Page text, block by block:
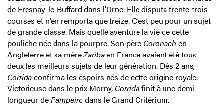
de Fresnay-le-Buffard dans l’Orne. Elle disputa trente-trois
courses et n’en remporta que treize. C’est peu pour un sujet
de grande classe. Mais quelle aventure la vie de cette
pouliche née dans la pourpre. Son père Coronach en
Angleterre et sa mèreZaribaen France avaient été tous
deux les meilleurs sujets de leur génération. Dès 2 ans,
Corridaconfirma les espoirs nés de cette origine royale.
Victorieuse dans le prix Morny, Corridafinit à une demi-
longueur dePampeiro dans le Grand Critérium.